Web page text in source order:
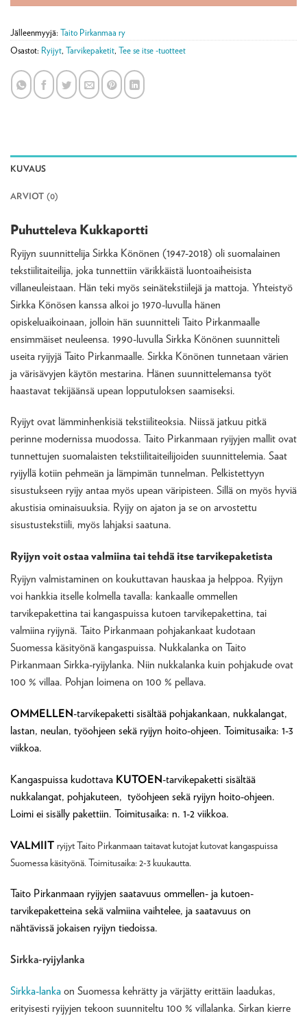
Jälleenmyyjä: Taito Pirkanmaa ry
Osastot: Ryijyt, Tarvikepaketit, Tee se itse -tuotteet
KUVAUS
ARVIOT (0)
Puhutteleva Kukkaportti
Ryijyn suunnittelija Sirkka Könönen (1947-2018) oli suomalainen
tekstiilitaiteilija, joka tunnettiin värikkäistä luontoaiheisista
villaneuleistaan. Hän teki myös seinätekstiilejä ja mattoja. Yhteistyö
Sirkka Könösen kanssa alkoi jo 1970-luvulla hänen
opiskeluaikoinaan, jolloin hän suunnitteli Taito Pirkanmaalle
ensimmäiset neuleensa. 1990-luvulla Sirkka Könönen suunnitteli
useita ryijyjä Taito Pirkanmaalle. Sirkka Könönen tunnetaan värien
ja värisävyjen käytön mestarina. Hänen suunnittelemansa työt
haastavat tekijäänsä upean lopputuloksen saamiseksi.
Ryijyt ovat lämminhenkisiä tekstiiliteoksia. Niissä jatkuu pitkä
perinne modernissa muodossa. Taito Pirkanmaan ryijyjen mallit ovat
tunnettujen suomalaisten tekstiilitaiteilijoiden suunnittelemia. Saat
ryijyllä kotiin pehmeän ja lämpimän tunnelman. Pelkistettyyn
sisustukseen ryijy antaa myös upean väripisteen. Sillä on myös hyviä
akustisia ominaisuuksia. Ryijy on ajaton ja se on arvostettu
sisustustekstiili, myös lahjaksi saatuna.
Ryijyn voit ostaa valmiina tai tehdä itse tarvikepaketista
Ryijyn valmistaminen on koukuttavan hauskaa ja helppoa. Ryijyn
voi hankkia itselle kolmella tavalla: kankaalle ommellen
tarvikepakettina tai kangaspuissa kutoen tarvikepakettina, tai
valmiina ryijynä. Taito Pirkanmaan pohjakankaat kudotaan
Suomessa käsityönä kangaspuissa. Nukkalanka on Taito
Pirkanmaan Sirkka-ryijylanka. Niin nukkalanka kuin pohjakude ovat
100 % villaa. Pohjan loimena on 100 % pellava.
OMMELLEN-tarvikepaketti sisältää pohjakankaan, nukkalangat,
lastan, neulan, työohjeen sekä ryijyn hoito-ohjeen. Toimitusaika: 1-3
viikkoa.
Kangaspuissa kudottava KUTOEN-tarvikepaketti sisältää
nukkalangat, pohjakuteen, työohjeen sekä ryijyn hoito-ohjeen.
Loimi ei sisälly pakettiin. Toimitusaika: n. 1-2 viikkoa.
VALMIIT ryijyt Taito Pirkanmaan taitavat kutojat kutovat kangaspuissa
Suomessa käsityönä. Toimitusaika: 2-3 kuukautta.
Taito Pirkanmaan ryijyjen saatavuus ommellen- ja kutoen-
tarvikepaketteina sekä valmiina vaihtelee, ja saatavuus on
nähtävissä jokaisen ryijyn tiedoissa.
Sirkka-ryijylanka
Sirkka-lanka on Suomessa kehrätty ja värjätty erittäin laadukas,
erityisesti ryijyjen tekoon suunniteltu 100 % villalanka. Sirkan kierre